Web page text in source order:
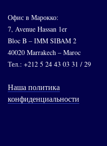
Офис в Марокко:
7, Avenue Hassan 1er
Bloc B – IMM SIBAM 2
40020 Marrakech – Maroc
Тел.: +212 5 24 43 03 31 / 29
Наша политика
конфиденциальности